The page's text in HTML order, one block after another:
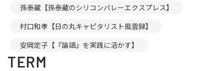
孫泰蔵【孫泰蔵のシリコンバレーエクスプレス】
村口和孝【日の丸キャピタリスト風雲録】
安岡定子【『論語』を実践に活かす】
TERM